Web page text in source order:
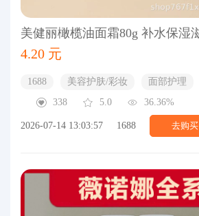
美健丽橄榄油面霜80g 补水保湿
4.20 元
1688 美容护肤/彩妆 面部护理
338
5.0 36.36%
2026-07-14 13:03:57 1688 去购买